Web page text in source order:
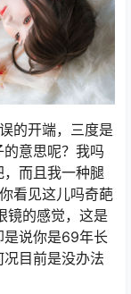
的开端，三度是
意思呢？我吗
而且我一种腿
看见这儿吗奇葩
镜的感觉，这是
是说你是69年长
目前是没办法